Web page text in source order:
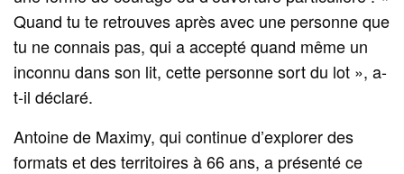
Quand tu te retrouves après avec une personne que
tu ne connais pas, qui a accepté quand même un
inconnu dans son lit, cette personne sort du lot », a-
t-il déclaré.
Antoine de Maximy, qui continue d’explorer des
formats et des territoires à 66 ans, a présenté ce